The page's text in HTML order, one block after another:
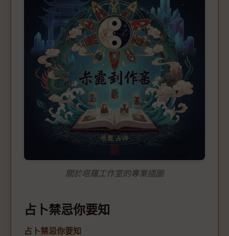
關於塔羅工作室的專業插圖
占卜禁忌你要知
占卜禁忌你要知